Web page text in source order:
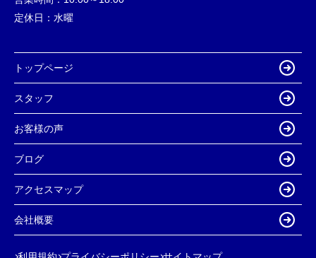
定休日： 水曜
トップページ
スタッフ
お客様の声
ブログ
アクセスマップ
会社概要